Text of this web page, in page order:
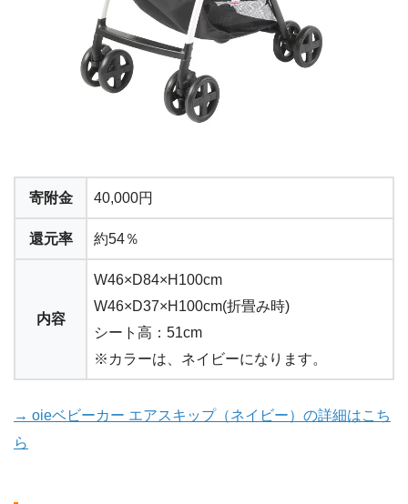
寄附金 40,000円
還元率 約54％
内容
W46×D84×H100cm
W46×D37×H100cm(折畳み時)
シート高：51cm
※カラーは、ネイビーになります。
→ oieベビーカー エアスキップ（ネイビー）の詳細はこち
ら